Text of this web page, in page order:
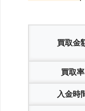
買取金
買取率
入金時